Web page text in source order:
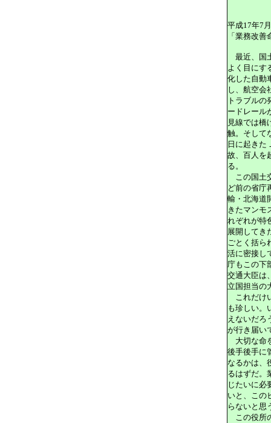
平成17年7
「業務改
最近、国
よく目にす
化した自動
し、航空会
トラブルの
ードレール
見線では橋
触。そして
日に起きた
故、百人を
る。
この国土
ど前の省庁
輸・北海道
きたマンモ
れぞれが特
展開してき
ごとく括ら
活に密接し
庁もこの下
交通大臣は
立国担当の
これだけ
も珍しい。
えないだろ
が行き届い
大切な命
後手後手に
なるかは、
るはずだ。
じたいに必
いと、この
らないと思
この役所